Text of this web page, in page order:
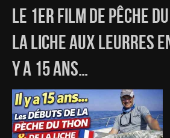
LE 1ER FILM DE PÊCHE
LA LICHE AUX LEURRES
Y A 15 ANS…